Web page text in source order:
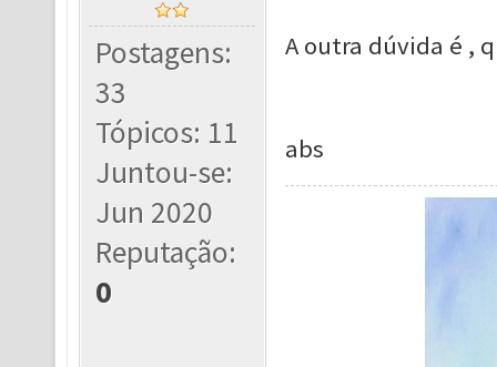
Postagens:
33
Tópicos: 11
Juntou-se:
Jun 2020
Reputação:
0
A outra dúvida é ,
abs